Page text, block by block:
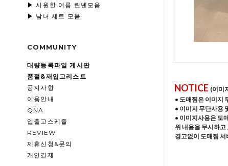
▶ 시원한 여름 린넨모음
▶ 남녀 세트 모음
COMMUNITY
대량등록파일 게시판
품절&재입고리스트
공지사항
이용안내
QNA
입출고스케쥴
REVIEW
제휴신청&문의
개인결제
NOTICE (이미
• 도매찜은 이미지
• 이미지 무단사용
• 이미지사용은 도
위 내용을 무시하고
경고없이 도매찜